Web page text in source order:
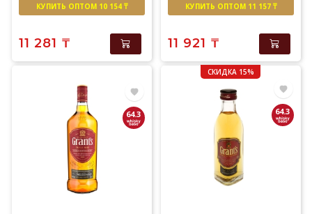
КУПИТЬ ОПТОМ 10 154 ₸
11 281 ₸
КУПИТЬ ОПТОМ 11 157 ₸
11 921 ₸
64.3
СКИДКА 15%
64.3